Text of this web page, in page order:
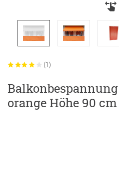
(1)
orange Höhe 90 cm